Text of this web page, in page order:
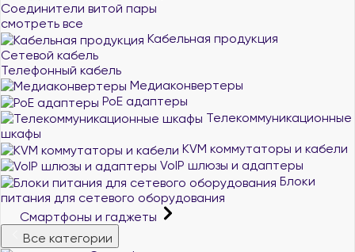
Соединители витой пары
смотреть все
Кабельная продукция
Сетевой кабель
Телефонный кабель
Медиаконвертеры
PoE адаптеры
Телекоммуникационные
шкафы
KVM коммутаторы и кабели
VoIP шлюзы и адаптеры
Блоки
питания для сетевого оборудования
Смартфоны и гаджеты
Все категории